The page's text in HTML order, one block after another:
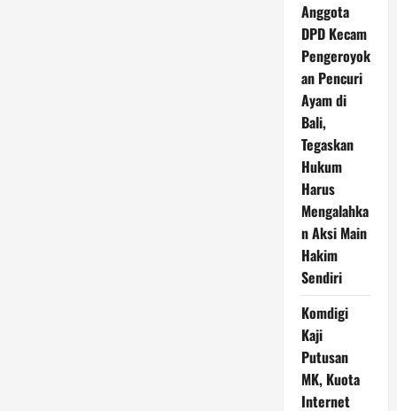
Anggota
DPD Kecam
Pengeroyok
an Pencuri
Ayam di
Bali,
Tegaskan
Hukum
Harus
Mengalahka
n Aksi Main
Hakim
Sendiri
Komdigi
Kaji
Putusan
MK, Kuota
Internet